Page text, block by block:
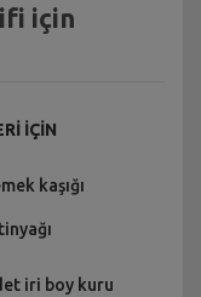
için
İÇİN
kaşığı
iri boy kuru